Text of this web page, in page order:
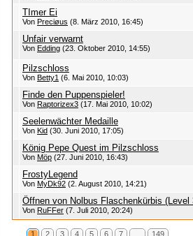
TImer Ei
Von Preciøus (8. März 2010, 16:45)
Unfair verwarnt
Von Edding (23. Oktober 2010, 14:55)
Pilzschloss
Von Betty1 (6. Mai 2010, 10:03)
Finde den Puppenspieler!
Von Raptorizex3 (17. Mai 2010, 10:02)
Seelenwächter Medaille
Von Kid (30. Juni 2010, 17:05)
König Pepe Quest im Pilzschloss
Von Möp (27. Juni 2010, 16:43)
FrostyLegend
Von MyDk92 (2. August 2010, 14:21)
Öffnen von Nolbus Flaschenkürbis (Level
Von RuFFer (7. Juli 2010, 20:24)
1 2 3 4 5 6 7 149